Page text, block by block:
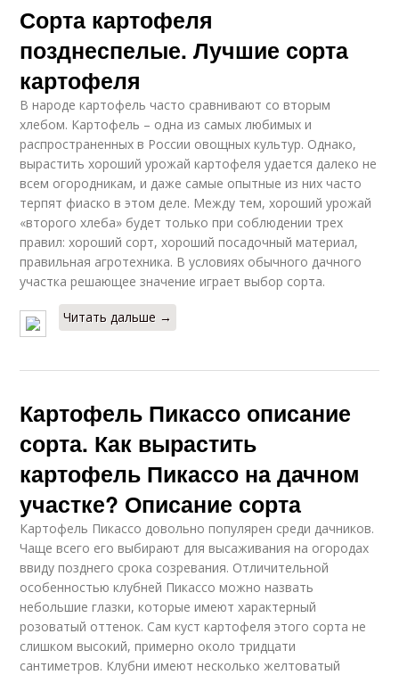
Сорта картофеля
позднеспелые. Лучшие сорта
картофеля
В народе картофель часто сравнивают со вторым
хлебом. Картофель – одна из самых любимых и
распространенных в России овощных культур. Однако,
вырастить хороший урожай картофеля удается далеко не
всем огородникам, и даже самые опытные из них часто
терпят фиаско в этом деле. Между тем, хороший урожай
«второго хлеба» будет только при соблюдении трех
правил: хороший сорт, хороший посадочный материал,
правильная агротехника. В условиях обычного дачного
участка решающее значение играет выбор сорта.
Читать дальше →
Картофель Пикассо описание
сорта. Как вырастить
картофель Пикассо на дачном
участке? Описание сорта
Картофель Пикассо довольно популярен среди дачников.
Чаще всего его выбирают для высаживания на огородах
ввиду позднего срока созревания. Отличительной
особенностью клубней Пикассо можно назвать
небольшие глазки, которые имеют характерный
розоватый оттенок. Сам куст картофеля этого сорта не
слишком высокий, примерно около тридцати
сантиметров. Клубни имеют несколько желтоватый